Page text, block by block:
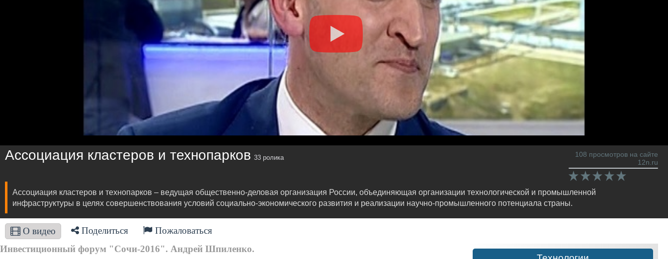
Ассоциация кластеров и технопарков 33 ролика
108 просмотров на сайте
12n.ru
Ассоциация кластеров и технопарков – ведущая общественно-деловая организация России, объединяющая организации технологической и промышленной
инфраструктуры в целях совершенствования условий социально-экономического развития и реализации научно-промышленного потенциала страны.
О видео Поделиться
Пожаловаться
Инвестиционный форум "Сочи-2016". Андрей Шпиленко.